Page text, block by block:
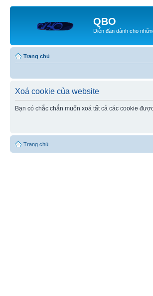
QBO
Diễn đàn dành cho
Trang chủ
Xoá cookie của website
Bạn có chắc chắn muốn xoá tất cả các cookie
Trang chủ